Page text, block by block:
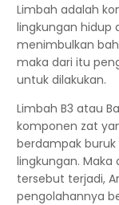
Limbah adalah
lingkungan hidup
menimbulkan
maka dari itu
untuk dilakukan.
Limbah B3 atau
komponen zat
berdampak
lingkungan.
tersebut terjadi,
pengolahannya